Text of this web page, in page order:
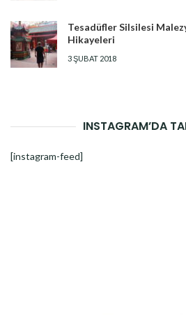
Tesadüfler Silsilesi
Hikayeleri
3 ŞUBAT 2018
INSTAGRAM’DA
[instagram-feed]